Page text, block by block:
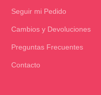
Seguir mi Pedido
Cambios y Devoluciones
Preguntas Frecuentes
Contacto